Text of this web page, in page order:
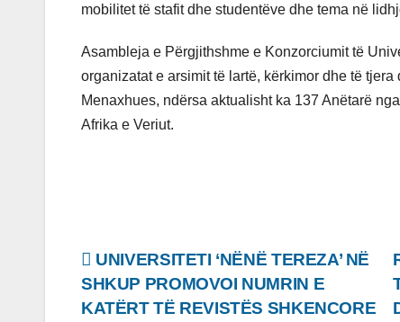
mobilitet të stafit dhe studentëve dhe tema në
Asambleja e Përgjithshme e Konzorciumit të
organizatat e arsimit të lartë, kërkimor dhe të
Menaxhues, ndërsa aktualisht ka 137 Anëtarë
Afrika e Veriut.
Lëvizje
te
UNIVERSITETI ‘NËNË TEREZA’ NË
SHKUP PROMOVOI NUMRIN E
KATËRT TË REVISTËS SHKENCORE